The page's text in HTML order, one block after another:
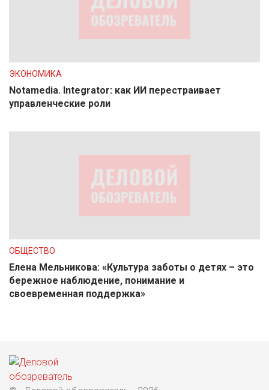
ЭКОНОМИКА
Notamedia. Integrator: как ИИ перестраивает
управленческие роли
ОБЩЕСТВО
Елена Мельникова: «Культура заботы о детях – это
бережное наблюдение, понимание и
своевременная поддержка»